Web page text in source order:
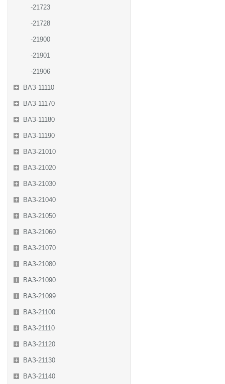
-21723
-21728
-21900
-21901
-21906
ВАЗ-11110
ВАЗ-11170
ВАЗ-11180
ВАЗ-11190
ВАЗ-21010
ВАЗ-21020
ВАЗ-21030
ВАЗ-21040
ВАЗ-21050
ВАЗ-21060
ВАЗ-21070
ВАЗ-21080
ВАЗ-21090
ВАЗ-21099
ВАЗ-21100
ВАЗ-21110
ВАЗ-21120
ВАЗ-21130
ВАЗ-21140